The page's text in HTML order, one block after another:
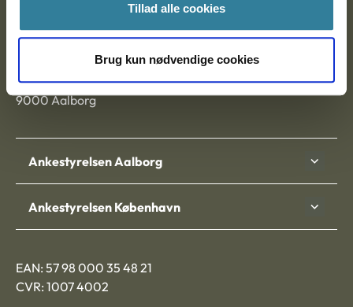
Tillad alle cookies
Brug kun nødvendige cookies
Nytorv 7, 2. sal
9000 Aalborg
Ankestyrelsen Aalborg
Ankestyrelsen København
EAN: 57 98 000 35 48 21
CVR: 1007 4002